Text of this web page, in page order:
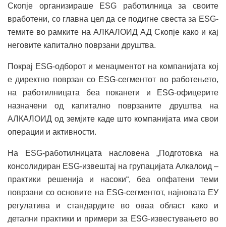
Скопје организираше ESG работилница за своите
вработени, со главна цел да се подигне свеста за ESG-
темите во рамките на АЛКАЛОИД АД Скопје како и кај
неговите капитално поврзани друштва.
Покрај ESG-одборот и менаџментот на компанијата кој
е директно поврзан со ESG-сегментот во работењето,
на работилницата беа поканети и ESG-офицерите
назначени од капитално поврзаните друштва на
АЛКАЛОИД од земјите каде што компанијата има свои
операции и активности.
На ESG-работилницата насловена „Подготовка на
консолидиран ESG-извештај на групацијата Алкалоид –
практики решенија и насоки“, беа опфатени теми
поврзани со основите на ESG-сегментот, најновата ЕУ
регулатива и стандардите во оваа област како и
детални практики и примери за ESG-известувањето во